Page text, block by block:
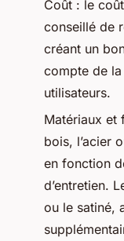
Coût : le
conseillé de
créant un
compte de
utilisateurs.
Matériaux et
bois, l’acier
en fonction
d’entretien.
ou le satiné,